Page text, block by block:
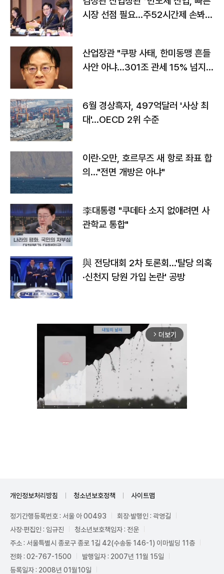
시장 선점 필요…주52시간제 손봐
산업장관 "쿠팡 사태, 한미동맹 흔들
사안 아냐…301조 관세 15% 넘지
6월 경상흑자, 497억달러 '사상 최
대'…OECD 2위 수준
이란·오만, 호르무즈 새 항로 좌표 합
의…"전면 개방은 아냐"
李대통령 "쿠데타 소지 없애려면 사
관학교 통합"
與 전당대회 2차 토론회…'탈당 의혹
·신천지 당원 가입 논란' 공방
arrow_forward_ios 더보기
개인정보처리방침 청소년보호정책 사이트맵
정기간행등록번호 : 서울 아 00493
회장·발행인 : 곽영길
사장·편집인 : 임규진
청소년보호책임자 : 전운
주소 : 서울특별시 종로구 종로 1길 42(수송동 146-1) 이마빌딩 11층
전화 : 02-767-1500
발행일자 : 2007년 11월 15일
등록일자 : 2008년 01월10일